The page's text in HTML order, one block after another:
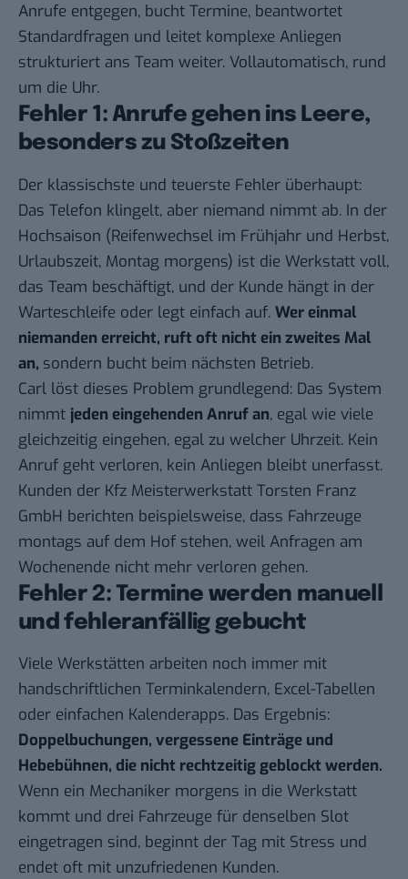
Anrufe entgegen, bucht Termine, beantwortet
Standardfragen und leitet komplexe Anliegen
strukturiert ans Team weiter. Vollautomatisch, rund
um die Uhr.
Fehler 1: Anrufe gehen ins Leere,
besonders zu Stoßzeiten
Der klassischste und teuerste Fehler überhaupt:
Das Telefon klingelt, aber niemand nimmt ab. In der
Hochsaison (Reifenwechsel im Frühjahr und Herbst,
Urlaubszeit, Montag morgens) ist die Werkstatt voll,
das Team beschäftigt, und der Kunde hängt in der
Warteschleife oder legt einfach auf. Wer einmal
niemanden erreicht, ruft oft nicht ein zweites Mal
an, sondern bucht beim nächsten Betrieb.
Carl löst dieses Problem grundlegend: Das System
nimmt jeden eingehenden Anruf an, egal wie viele
gleichzeitig eingehen, egal zu welcher Uhrzeit. Kein
Anruf geht verloren, kein Anliegen bleibt unerfasst.
Kunden der Kfz Meisterwerkstatt Torsten Franz
GmbH berichten beispielsweise, dass Fahrzeuge
montags auf dem Hof stehen, weil Anfragen am
Wochenende nicht mehr verloren gehen.
Fehler 2: Termine werden manuell
und fehleranfällig gebucht
Viele Werkstätten arbeiten noch immer mit
handschriftlichen Terminkalendern, Excel-Tabellen
oder einfachen Kalenderapps. Das Ergebnis:
Doppelbuchungen, vergessene Einträge und
Hebebühnen, die nicht rechtzeitig geblockt werden.
Wenn ein Mechaniker morgens in die Werkstatt
kommt und drei Fahrzeuge für denselben Slot
eingetragen sind, beginnt der Tag mit Stress und
endet oft mit unzufriedenen Kunden.